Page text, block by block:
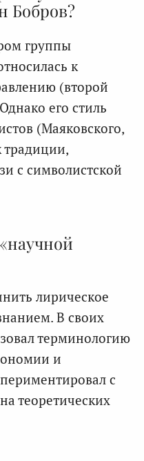
Бобров?
группы
к
(второй
его стиль
(Маяковского,
традиции,
с символистской
лирическое
В своих
терминологию
и
с
теоретических